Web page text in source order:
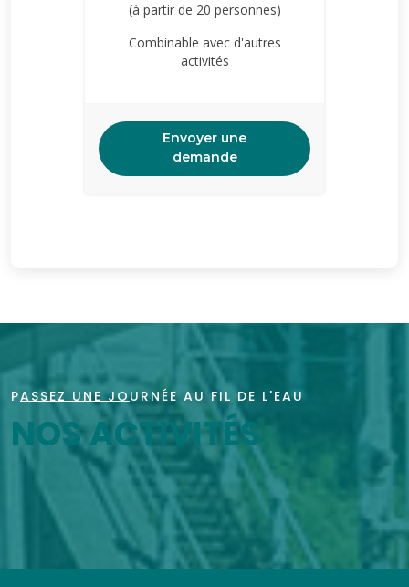
(à partir de 20 personnes)
Combinable avec d'autres
activités
Envoyer une
demande
PASSEZ UNE JOURNÉE AU FIL DE L'EAU
NOS ACTIVITÉS